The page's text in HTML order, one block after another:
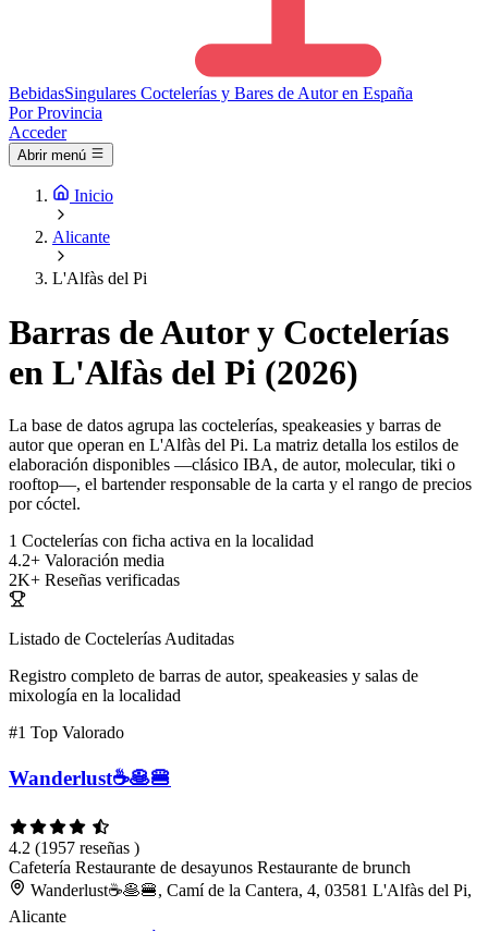
BebidasSingulares Coctelerías y Bares de Autor en España
Por Provincia
Acceder
Abrir menú
Inicio
Alicante
L'Alfàs del Pi
Barras de Autor y Coctelerías
en L'Alfàs del Pi (2026)
La base de datos agrupa las coctelerías, speakeasies y barras de
autor que operan en L'Alfàs del Pi. La matriz detalla los estilos de
elaboración disponibles —clásico IBA, de autor, molecular, tiki o
rooftop—, el bartender responsable de la carta y el rango de precios
por cóctel.
1 Coctelerías con ficha activa en la localidad
4.2+ Valoración media
2K+ Reseñas verificadas
Listado de Coctelerías Auditadas
Registro completo de barras de autor, speakeasies y salas de
mixología en la localidad
#1 Top Valorado
Wanderlust☕️🥞🍔
4.2 (1957 reseñas )
Cafetería Restaurante de desayunos Restaurante de brunch
Wanderlust☕️🥞🍔, Camí de la Cantera, 4, 03581 L'Alfàs del Pi,
Alicante